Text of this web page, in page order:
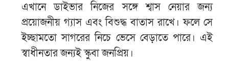
এখানে ডাইভার নিজের সঙ্গে শ্বাস নেয়ার জন্য
প্রয়োজনীয় গ্যাস এবং বিশুদ্ধ বাতাস রাখে। ফলে সে
ইচ্ছামতো সাগরের নিচে ভেসে বেড়াতে পারে। এই
স্বাধীনতার জন্যই স্কুবা জনপ্রিয়।